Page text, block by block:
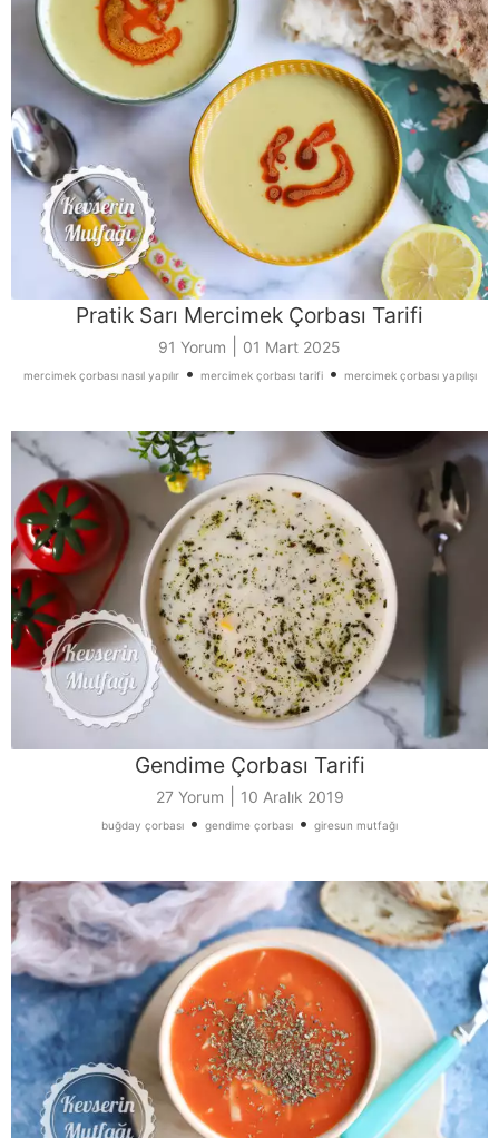
Pratik Sarı Mercimek Çorbası Tarifi
91 Yorum 01 Mart 2025
mercimek çorbası nasıl yapılır• mercimek çorbası tarifi• mercimek çorbası yapılışı
Gendime Çorbası Tarifi
27 Yorum 10 Aralık 2019
buğday çorbası • gendime çorbası • giresun mutfağı